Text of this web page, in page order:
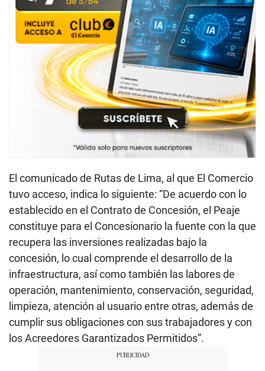
El comunicado de Rutas de Lima, al que El Comercio
tuvo acceso, indica lo siguiente: “De acuerdo con lo
establecido en el Contrato de Concesión, el Peaje
constituye para el Concesionario la fuente con la que
recupera las inversiones realizadas bajo la
concesión, lo cual comprende el desarrollo de la
infraestructura, así como también las labores de
operación, mantenimiento, conservación, seguridad,
limpieza, atención al usuario entre otras, además de
cumplir sus obligaciones con sus trabajadores y con
los Acreedores Garantizados Permitidos”.